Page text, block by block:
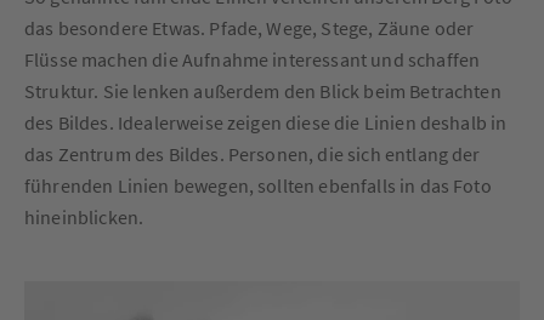
das besondere Etwas. Pfade, Wege, Stege, Zäune oder
Flüsse machen die Aufnahme interessant und schaffen
Struktur. Sie lenken außerdem den Blick beim Betrachten
des Bildes. Idealerweise zeigen diese die Linien deshalb in
das Zentrum des Bildes. Personen, die sich entlang der
führenden Linien bewegen, sollten ebenfalls in das Foto
hineinblicken.